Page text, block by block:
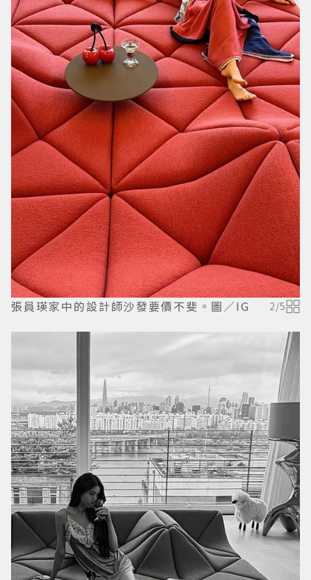
張員瑛家中的設計師沙發要價不斐。圖／IG 2/5